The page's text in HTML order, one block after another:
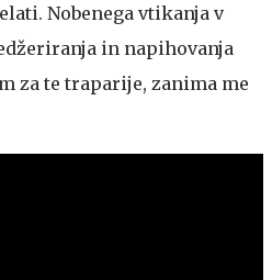
Nobenega vtikanja v
in napihovanja
za te traparije, zanima me